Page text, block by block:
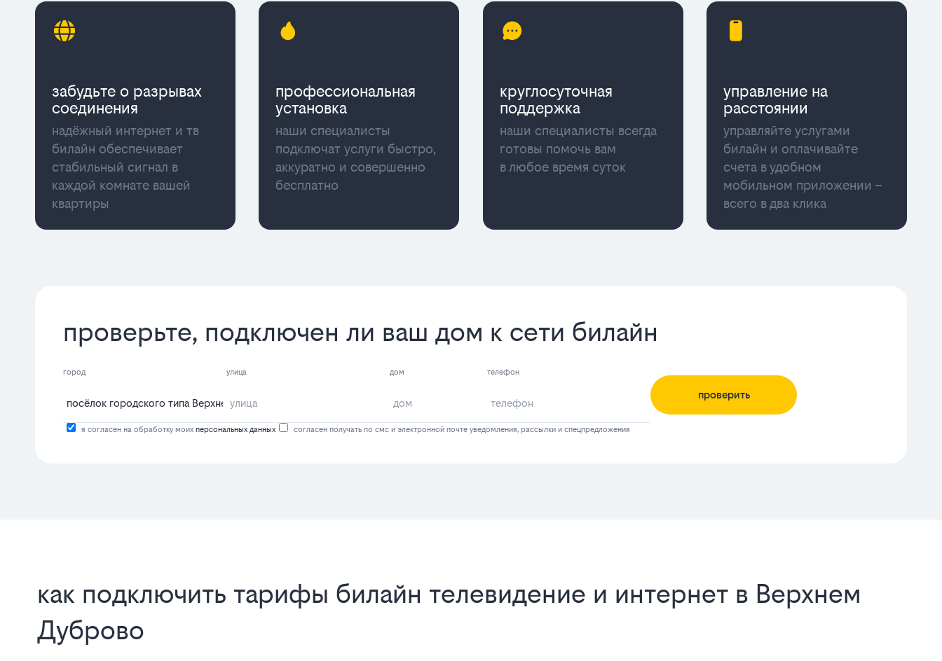
забудьте о разрывах
соединения
надёжный интернет и тв
билайн обеспечивает
стабильный сигнал в
каждой комнате вашей
квартиры
профессиональная
установка
наши специалисты
подключат услуги быстро,
аккуратно и совершенно
бесплатно
круглосуточная
поддержка
наши специалисты всегда
готовы помочь вам
в любое время суток
управление на
расстоянии
управляйте услугами
билайн и оплачивайте
счета в удобном
мобильном приложении –
всего в два клика
проверьте, подключен ли ваш дом к сети билайн
город улица дом телефон
проверить
я согласен на обработку моих персональных данных согласен получать по смс и электронной почте уведомления, рассылки и спецпредложения
как подключить тарифы билайн телевидение и интернет в Верхнем
Дуброво